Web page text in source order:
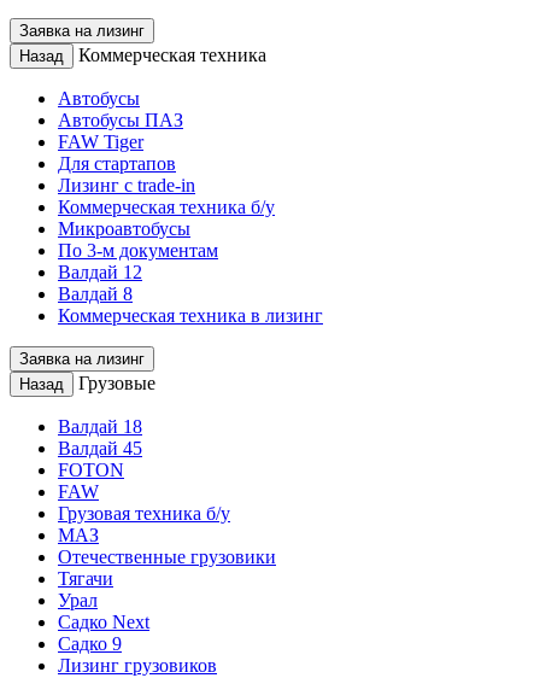
Заявка на лизинг
Назад
Коммерческая техника
Автобусы
Автобусы ПАЗ
FAW Tiger
Для стартапов
Лизинг с trade-in
Коммерческая техника б/у
Микроавтобусы
По 3-м документам
Валдай 12
Валдай 8
Коммерческая техника в лизинг
Заявка на лизинг
Назад
Грузовые
Валдай 18
Валдай 45
FOTON
FAW
Грузовая техника б/у
МАЗ
Отечественные грузовики
Тягачи
Урал
Садко Next
Садко 9
Лизинг грузовиков